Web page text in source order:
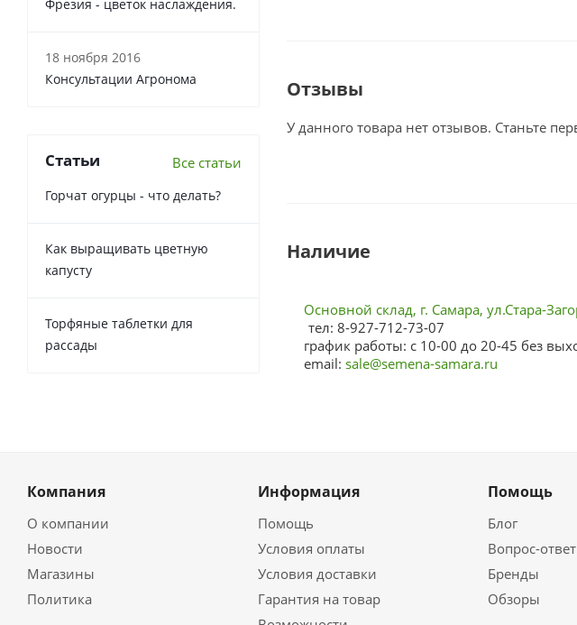
Отзывы
У данного товара нет отзывов. Станьте
Наличие
Основной склад, г. Самара, ул.Стара-
тел: 8-927-712-73-07
график работы: с 10-00 до 20-45 без
email: sale@semena-samara.ru
Фрезия - цветок наслаждения.
18 ноября 2016
Консультации Агронома
Статьи Все статьи
Горчат огурцы - что делать?
Как выращивать цветную
капусту
Торфяные таблетки для
рассады
Компания
О компании
Новости
Магазины
Политика
Информация
Помощь
Условия оплаты
Условия доставки
Гарантия на товар
Помощь
Блог
Вопрос-ответ
Бренды
Обзоры